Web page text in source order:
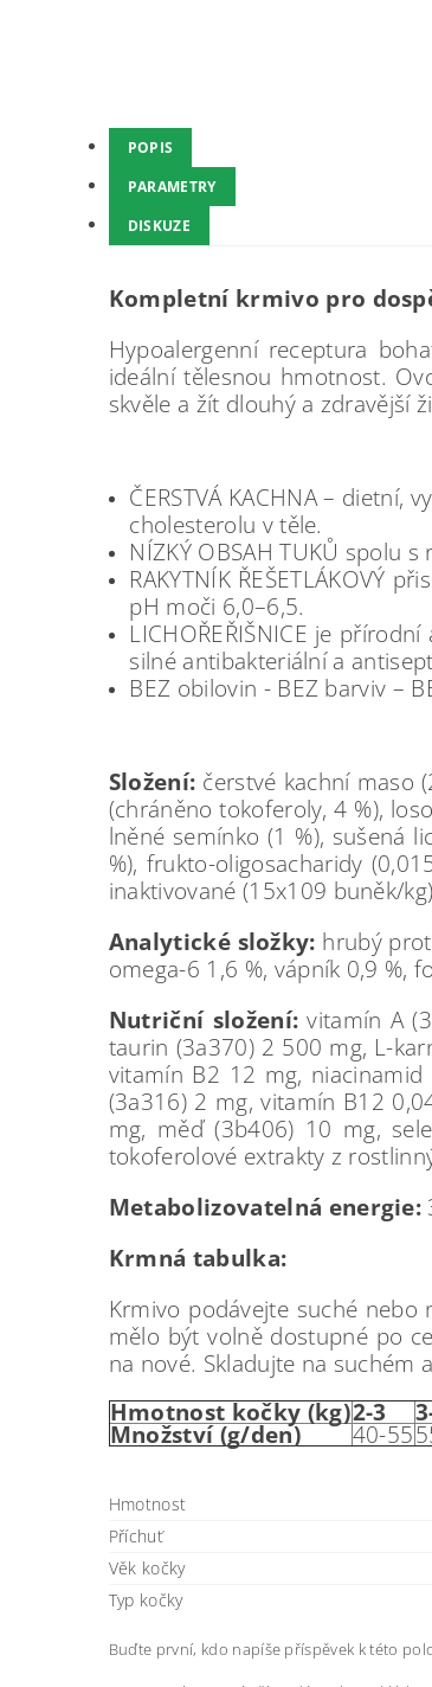
POPIS
PARAMETRY
DISKUZE
Kompletní krmivo pro
Hypoalergenní receptura
ideální tělesnou hmotnost.
skvěle a žít dlouhý a zdravější
ČERSTVÁ KACHNA –
cholesterolu v těle.
NÍZKÝ OBSAH TUKŮ spolu
RAKYTNÍK ŘEŠETLÁKOVÝ
pH moči 6,0–6,5.
LICHOŘEŘIŠNICE je
silné antibakteriální a
BEZ obilovin - BEZ barviv –
Složení: čerstvé kachní maso
(chráněno tokoferoly, 4 %),
lněné semínko (1 %), sušená
%), frukto-oligosacharidy
inaktivované (15x109 buněk/
Analytické složky: hrubý
omega-6 1,6 %, vápník 0,9 %,
Nutriční složení: vitamín A
taurin (3a370) 2 500 mg, L-
vitamín B2 12 mg,
(3a316) 2 mg, vitamín B12
mg, měď (3b406) 10 mg,
tokoferolové extrakty z
Metabolizovatelná energie:
Krmná tabulka:
Krmivo podávejte suché nebo
mělo být volně dostupné po
na nové. Skladujte na
Hmotnost kočky (kg)2-3
Množství (g/den) 40-55
Hmotnost
Příchuť
Věk kočky
Typ kočky
Buďte první, kdo napíše příspěvek k této